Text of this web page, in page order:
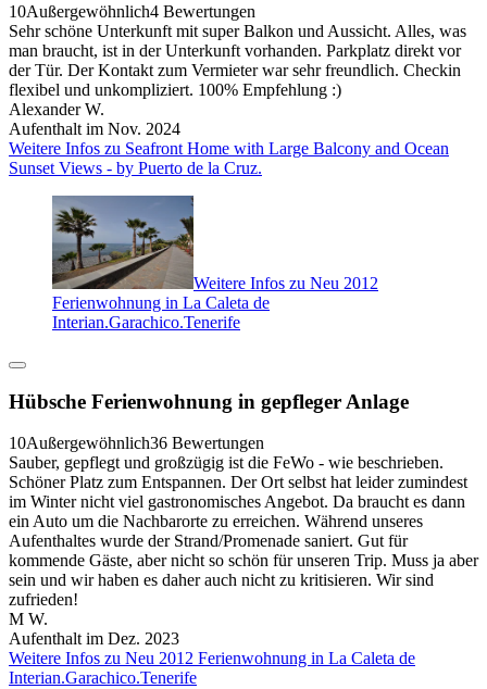
10Außergewöhnlich4 Bewertungen
Sehr schöne Unterkunft mit super Balkon und Aussicht. Alles, was
man braucht, ist in der Unterkunft vorhanden. Parkplatz direkt vor
der Tür. Der Kontakt zum Vermieter war sehr freundlich. Checkin
flexibel und unkompliziert. 100% Empfehlung :)
Alexander W.
Aufenthalt im Nov. 2024
Weitere Infos zu Seafront Home with Large Balcony and Ocean
Sunset Views - by Puerto de la Cruz.
Weitere Infos zu Neu 2012
Ferienwohnung in La Caleta de
Interian.Garachico.Tenerife
Hübsche Ferienwohnung in gepfleger Anlage
10Außergewöhnlich36 Bewertungen
Sauber, gepflegt und großzügig ist die FeWo - wie beschrieben.
Schöner Platz zum Entspannen. Der Ort selbst hat leider zumindest
im Winter nicht viel gastronomisches Angebot. Da braucht es dann
ein Auto um die Nachbarorte zu erreichen. Während unseres
Aufenthaltes wurde der Strand/Promenade saniert. Gut für
kommende Gäste, aber nicht so schön für unseren Trip. Muss ja aber
sein und wir haben es daher auch nicht zu kritisieren. Wir sind
zufrieden!
M W.
Aufenthalt im Dez. 2023
Weitere Infos zu Neu 2012 Ferienwohnung in La Caleta de
Interian.Garachico.Tenerife